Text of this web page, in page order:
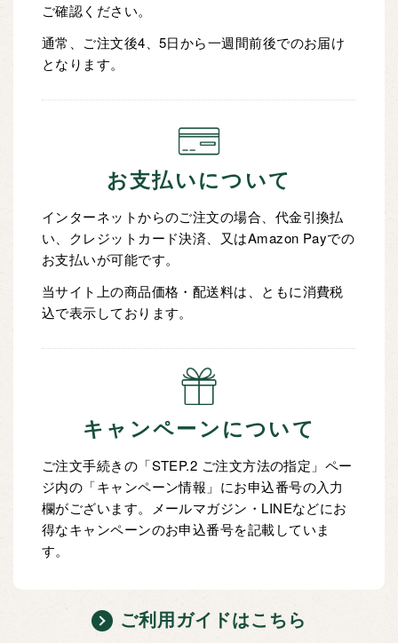
ご確認ください。
通常、ご注文後4、5日から一週間前後でのお届け
となります。
お支払いについて
インターネットからのご注文の場合、代金引換払
い、クレジットカード決済、又はAmazon Payでの
お支払いが可能です。
当サイト上の商品価格・配送料は、ともに消費税
込で表示しております。
キャンペーンについて
ご注文手続きの「STEP.2 ご注文方法の指定」ペー
ジ内の「キャンペーン情報」にお申込番号の入力
欄がございます。メールマガジン・LINEなどにお
得なキャンペーンのお申込番号を記載していま
す。
ご利用ガイドはこちら